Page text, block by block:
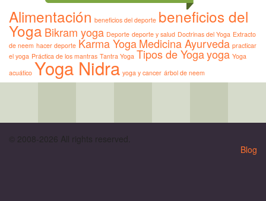
Alimentación beneficios del deporte beneficios del
Yoga Bikram yoga Deporte deporte y salud Doctrinas del Yoga Extracto
de neem hacer deporte Karma YogaMedicina Ayurveda practicar
el yoga Práctica de los mantras Tantra Yoga Tipos de Yogayoga Yoga
acuático Yoga Nidra yoga y cancer árbol de neem
© 2008-2026 All rights reserved.
Blog